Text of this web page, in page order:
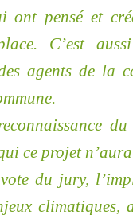
ont pensé et
C’est
agents de la
ce projet
du jury,
climatiques,